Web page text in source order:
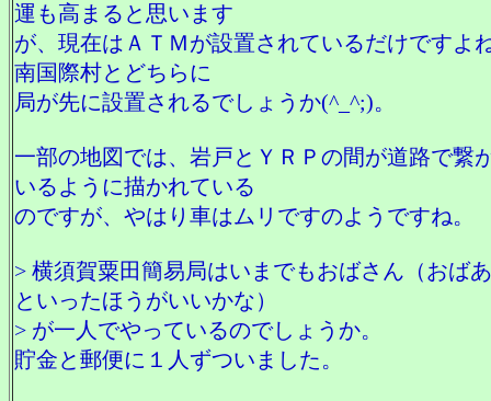
運も高まると思います
が、現在はＡＴＭが設置されているだけですよ
南国際村とどちらに
局が先に設置されるでしょうか(^_^;)。
一部の地図では、岩戸とＹＲＰの間が道路で繋
いるように描かれている
のですが、やはり車はムリですのようですね。
> 横須賀粟田簡易局はいまでもおばさん（おば
といったほうがいいかな）
> が一人でやっているのでしょうか。
貯金と郵便に１人ずついました。